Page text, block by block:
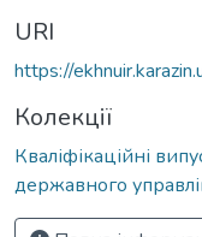
URI
https://
Колекції
Кваліфікаційні
державного